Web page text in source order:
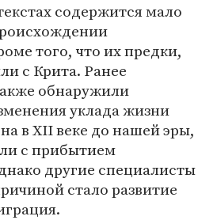
содержится мало
того, что их предки,
с Крита. Ранее
обнаружили
уклада жизни
в XII веке до нашей эры,
с прибытием
другие специалисты
стало развитие